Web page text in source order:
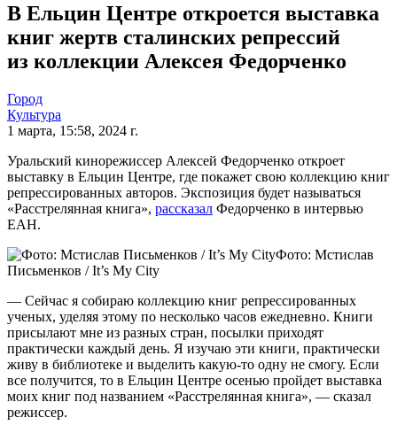
В Ельцин Центре откроется выставка
книг жертв сталинских репрессий
из коллекции Алексея Федорченко
Город
Культура
1 марта, 15:58, 2024 г.
Уральский кинорежиссер Алексей Федорченко откроет
выставку в Ельцин Центре, где покажет свою коллекцию книг
репрессированных авторов. Экспозиция будет называться
«Расстрелянная книга», рассказал Федорченко в интервью
ЕАН.
Фото: Мстислав
Письменков / It’s My City
— Сейчас я собираю коллекцию книг репрессированных
ученых, уделяя этому по несколько часов ежедневно. Книги
присылают мне из разных стран, посылки приходят
практически каждый день. Я изучаю эти книги, практически
живу в библиотеке и выделить какую-то одну не смогу. Если
все получится, то в Ельцин Центре осенью пройдет выставка
моих книг под названием «Расстрелянная книга», — сказал
режиссер.